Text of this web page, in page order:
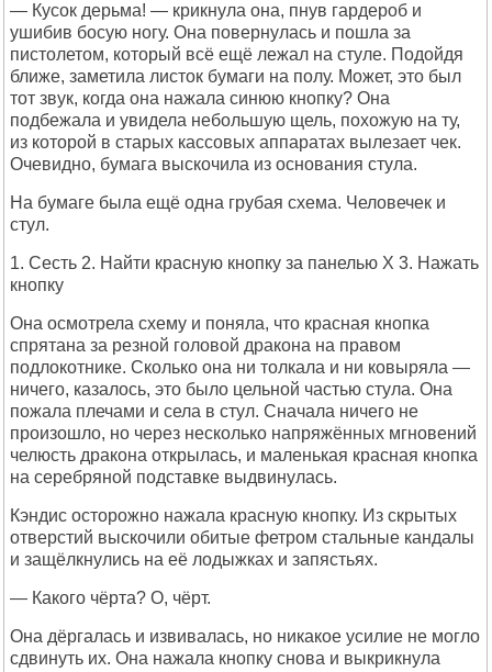
— Кусок дерьма! — крикнула она, пнув гардероб и
ушибив босую ногу. Она повернулась и пошла за
пистолетом, который всё ещё лежал на стуле. Подойдя
ближе, заметила листок бумаги на полу. Может, это был
тот звук, когда она нажала синюю кнопку? Она
подбежала и увидела небольшую щель, похожую на ту,
из которой в старых кассовых аппаратах вылезает чек.
Очевидно, бумага выскочила из основания стула.
На бумаге была ещё одна грубая схема. Человечек и
стул.
1. Сесть 2. Найти красную кнопку за панелью X 3. Нажать
кнопку
Она осмотрела схему и поняла, что красная кнопка
спрятана за резной головой дракона на правом
подлокотнике. Сколько она ни толкала и ни ковыряла —
ничего, казалось, это было цельной частью стула. Она
пожала плечами и села в стул. Сначала ничего не
произошло, но через несколько напряжённых мгновений
челюсть дракона открылась, и маленькая красная кнопка
на серебряной подставке выдвинулась.
Кэндис осторожно нажала красную кнопку. Из скрытых
отверстий выскочили обитые фетром стальные кандалы
и защёлкнулись на её лодыжках и запястьях.
— Какого чёрта? О, чёрт.
Она дёргалась и извивалась, но никакое усилие не могло
сдвинуть их. Она нажала кнопку снова и выкрикнула